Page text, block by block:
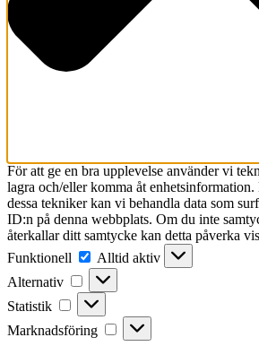
För att ge en bra upplevelse använder vi
lagra och/eller komma åt
dessa tekniker kan vi behandla data som
ID:n på denna webbplats. Om du inte
återkallar ditt samtycke kan detta påverka
Funktionell
Funktionell
Alltid aktiv
Alternativ
Alternativ
Statistik Statistik
Marknadsföring Marknadsföring